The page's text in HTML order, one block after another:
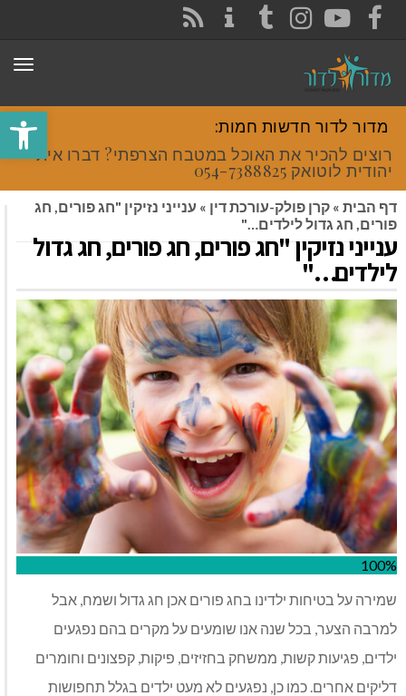
פתח
FACEBOOK
YOUTUBE
INSTAGRAM
TUMBLR
מדור לדור חדשות חמות:
רוצים להכיר את האוכל במטבח הצרפתי? דברו איתי
יהודית לוטואק 054-7388825.
דף הבית » קרן פולק-עורכת דין » ענייני נזיקין "חג פורים, חג
פורים, חג גדול לילדים…"
ענייני נזיקין "חג פורים, חג פורים, חג גדול
לילדים…"
100%
שמירה על בטיחות ילדינו בחג פורים אכן חג גדול ושמח, אבל
למרבה הצער, בכל שנה אנו שומעים על מקרים בהם נפגעים
ילדים, פגיעות קשות, ממשחק בחזיזים, פיקות, קפצונים וחומרים
דליקים אחרים. כמו כן, נפגעים לא מעט ילדים בגלל תחפושות